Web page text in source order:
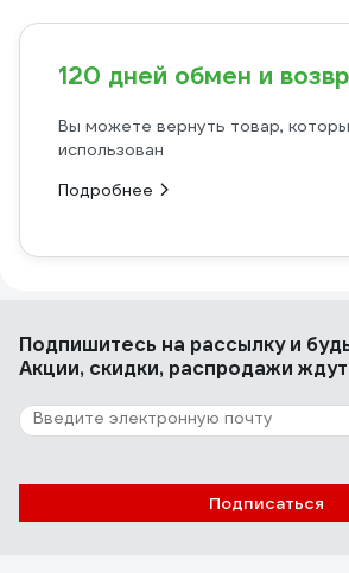
120 дней обмен и
Вы можете вернуть товар,
использован
Подробнее
Подпишитесь на рассылкуи
Акции, скидки, распродажи
Подписаться